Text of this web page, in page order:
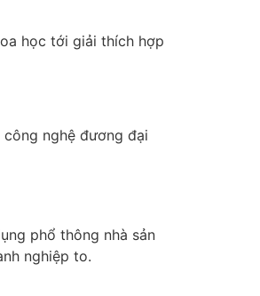
học tới giải thích hợp
nghệ đương đại
phổ thông nhà sản
nghiệp to.